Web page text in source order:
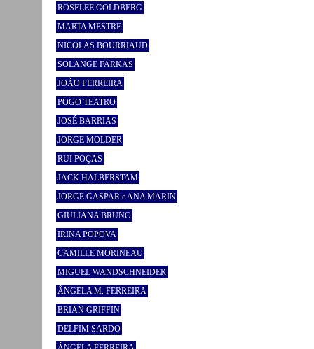
ROSELEE GOLDBERG
MARTA MESTRE
NICOLAS BOURRIAUD
SOLANGE FARKAS
JOÃO FERREIRA
POGO TEATRO
JOSÉ BARRIAS
JORGE MOLDER
RUI POÇAS
JACK HALBERSTAM
JORGE GASPAR e ANA MARIN
GIULIANA BRUNO
IRINA POPOVA
CAMILLE MORINEAU
MIGUEL WANDSCHNEIDER
ÂNGELA M. FERREIRA
BRIAN GRIFFIN
DELFIM SARDO